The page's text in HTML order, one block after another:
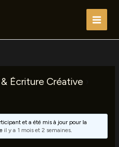
Main
Écriture Créative
et a été mis à jour pour la
il y a 1 mois et 2 semaines.